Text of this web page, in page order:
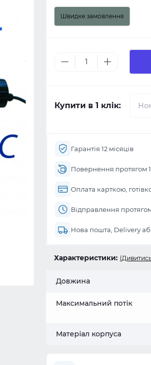
Швидке замовлення
Купити в 1 клік:
Гарантія 12 місяців
Повернення протягом
Оплата карткою,
Відправлення протягом
Нова пошта, Delivery
Характеристики:
Довжина
Максимальний потік
Матеріал корпуса